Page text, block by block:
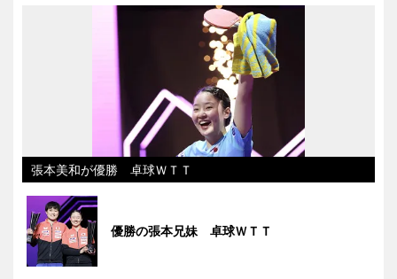
張本美和が優勝 卓球ＷＴＴ
優勝の張本兄妹 卓球ＷＴＴ